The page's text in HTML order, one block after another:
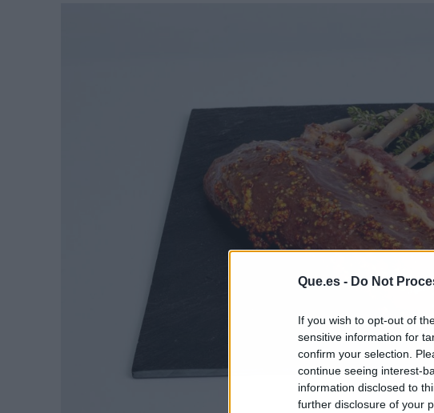
Que.es - Do Not
If you wish to opt-out of
sensitive information for
confirm your selection.
continue seeing interest-
information disclosed to
further disclosure of your